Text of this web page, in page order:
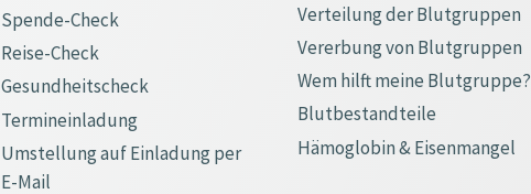
Spende-Check
Reise-Check
Gesundheitscheck
Termineinladung
Umstellung auf Einladung per
E-Mail
Verteilung der Blutgruppen
Vererbung von Blutgruppen
Wem hilft meine Blutgruppe?
Blutbestandteile
Hämoglobin & Eisenmangel